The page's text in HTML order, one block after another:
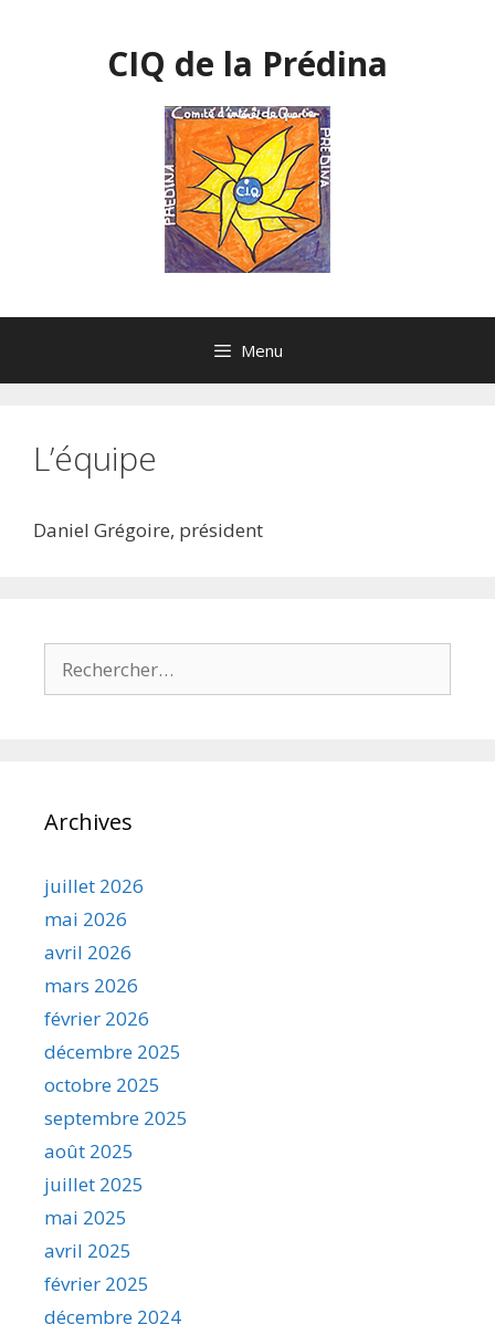
CIQ de la Prédina
Menu
L’équipe
Daniel Grégoire, président
Archives
juillet 2026
mai 2026
avril 2026
mars 2026
février 2026
décembre 2025
octobre 2025
septembre 2025
août 2025
juillet 2025
mai 2025
avril 2025
février 2025
décembre 2024